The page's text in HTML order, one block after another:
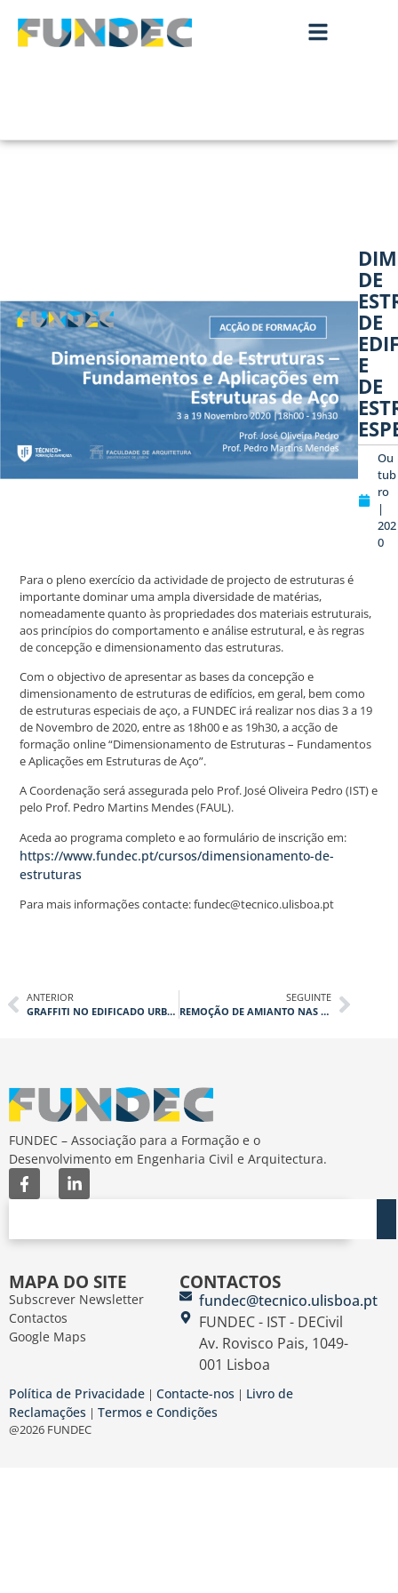
DE
DE
E
DE
Ou
tub
ro
|
202
0
Para o pleno exercício da actividade de projecto de estruturas é
importante dominar uma ampla diversidade de matérias,
nomeadamente quanto às propriedades dos materiais estruturais,
aos princípios do comportamento e análise estrutural, e às regras
de concepção e dimensionamento das estruturas.
Com o objectivo de apresentar as bases da concepção e
dimensionamento de estruturas de edifícios, em geral, bem como
de estruturas especiais de aço, a FUNDEC irá realizar nos dias 3 a 19
de Novembro de 2020, entre as 18h00 e as 19h30, a acção de
formação online “Dimensionamento de Estruturas – Fundamentos
e Aplicações em Estruturas de Aço”.
A Coordenação será assegurada pelo Prof. José Oliveira Pedro (IST) e
pelo Prof. Pedro Martins Mendes (FAUL).
Aceda ao programa completo e ao formulário de inscrição em:
https://www.fundec.pt/cursos/dimensionamento-de-
estruturas
Para mais informações contacte: fundec@tecnico.ulisboa.pt
ANTERIOR
GRAFFITI NO EDIFICADO URBANO: PROBLEMAS E MEDIDAS DE INTERVENÇÃO
SEGUINTE
REMOÇÃO DE AMIANTO NAS ESCOLAS, DESENVOLVER UM PROGRAMA EFICIENTE E AJUSTADO
FUNDEC – Associação para a Formação e o
Desenvolvimento em Engenharia Civil e Arquitectura.
MAPA DO SITE
Subscrever Newsletter
Contactos
Google Maps
CONTACTOS
fundec@tecnico.ulisboa.pt
FUNDEC - IST - DECivil
Av. Rovisco Pais, 1049-
001 Lisboa
Política de Privacidade | Contacte-nos | Livro de
Reclamações | Termos e Condições
@2026 FUNDEC